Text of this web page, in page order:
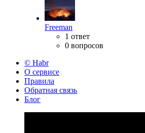
Freeman
1 ответ
0 вопросов
© Habr
О сервисе
Правила
Обратная связь
Блог